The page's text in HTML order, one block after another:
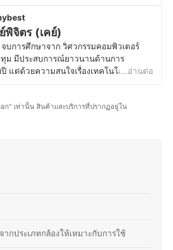
NAS โดยมุ่งเน้นการให้ข้อมูลที่รอบด้าน
าง เพื่อสนับสนุนการตัดสินใจที่เหมาะสม
ดยสำเร็จการศึกษาระดับปริญญาตรี
เล็กทรอนิกส์ จากมหาวิทยาลัยอัสสัมชัญ
ในระดับปริญญาโทด้านจิตวิทยา
ารสื่อสารและการตลาดดิจิทัล ซึ่งตลอด
นายกาฝากเคยเป็นทั้งนักเขียนและ
ะความคุ้มค่าของผลิตภัณฑ์อย่างเป็นระบบ
จิตร (เคย์)
บการศึกษาจาก วิศวกรรมคอมพิวเตอร์
ม มีประสบการณ์ยาวนานด้านการ
แต่ด้วยความสนใจเรื่องเทคโนโลยีใหม่ ๆ
นโลยีทั้งหมด นอกจากนี้คุณเคย์ยังมีความ
วเครื่องใช้ไฟฟ้าทั้งทีวี, อุปกรณ์เชื่อมต่อ
างสู่การเป็น สตรีมเมอร์ และสร้างเพจของ
และเกม PC ด้วยประสบการณ์ในหลาย
ายทอดเนื้อหาที่เป็นประโยชน์สำหรับผู้อ่าน
…อ่านต่อ
ก" เท่านั้น สินค้าและบริการที่ปรากฏอยู่ใน
ากประเภทกล้องให้เหมาะกับการใช้